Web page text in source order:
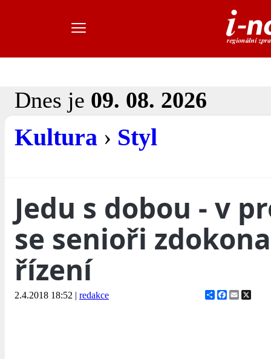
Dnes je 09. 08. 2026
Kultura › Styl
Jedu s dobou - v
se senioři
řízení
2.4.2018 18:52 | redakce ShareFacebook
Email